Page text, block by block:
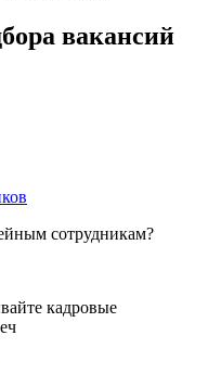
вакансий
сотрудникам?
кадровые